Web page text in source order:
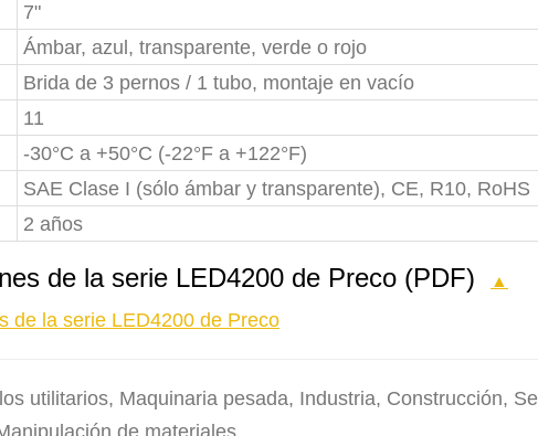
7"
Ámbar, azul, transparente, verde o rojo
Brida de 3 pernos / 1 tubo, montaje en vacío
11
-30°C a +50°C (-22°F a +122°F)
SAE Clase I (sólo ámbar y transparente), CE, R10, RoHS
2 años
de la serie LED4200 de Preco (PDF) ▲
de la serie LED4200 de Preco
utilitarios, Maquinaria pesada, Industria, Construcción,